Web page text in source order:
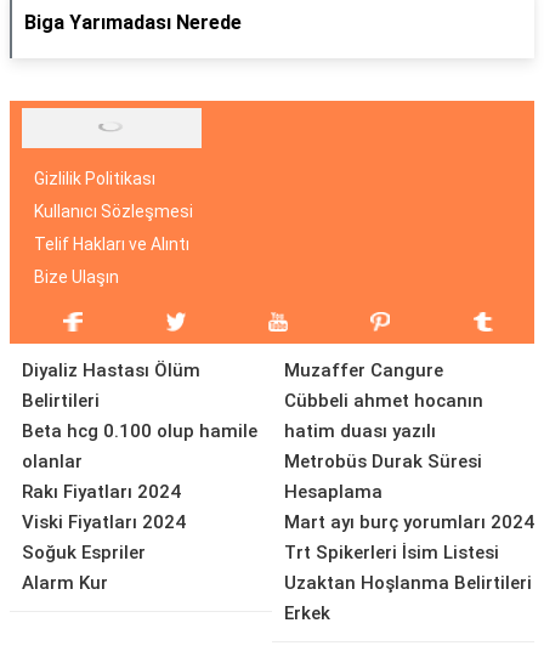
Biga Yarımadası Nerede
Gizlilik Politikası
Kullanıcı Sözleşmesi
Telif Hakları ve Alıntı
Bize Ulaşın
Diyaliz Hastası Ölüm
Belirtileri
Beta hcg 0.100 olup hamile
olanlar
Rakı Fiyatları 2024
Viski Fiyatları 2024
Soğuk Espriler
Alarm Kur
Muzaffer Cangure
Cübbeli ahmet hocanın
hatim duası yazılı
Metrobüs Durak Süresi
Hesaplama
Mart ayı burç yorumları 2024
Trt Spikerleri İsim Listesi
Uzaktan Hoşlanma Belirtileri
Erkek